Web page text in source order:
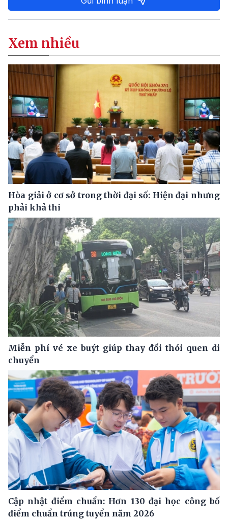
Xem nhiều
Hòa giải ở cơ sở trong thời đại số: Hiện đại nhưng
phải khả thi
Miễn phí vé xe buýt giúp thay đổi thói quen di
chuyển
Cập nhật điểm chuẩn: Hơn 130 đại học công bố
điểm chuẩn trúng tuyển năm 2026